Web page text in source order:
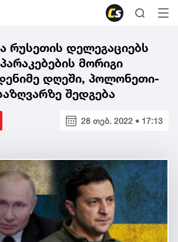
რუსეთის დელეგაციებს
მორიგი
დღეში, პოლონეთი-
შედგება
28 თებ. 2022 • 17:13